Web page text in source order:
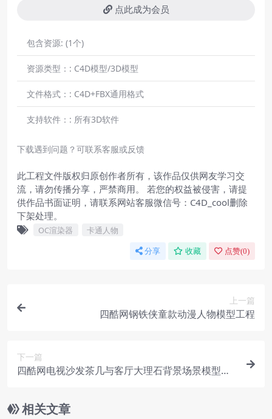
点此成为会员
包含资源: (1个)
资源类型：: C4D模型/3D模型
文件格式：: C4D+FBX通用格式
支持软件：: 所有3D软件
下载遇到问题？可联系客服或反馈
此工程文件版权归原创作者所有，该作品仅供网友学习交
流，请勿传播分享，严禁商用。 若您的权益被侵害，请提
供作品书面证明，请联系网站客服微信号：C4D_cool删除
下架处理。
OC渲染器 卡通人物
分享 收藏 点赞(0)
上一篇
四酷网钢铁侠童款动漫人物模型工程
下一篇
四酷网电视沙发茶几与客厅大理石背景场景模型工
相关文章